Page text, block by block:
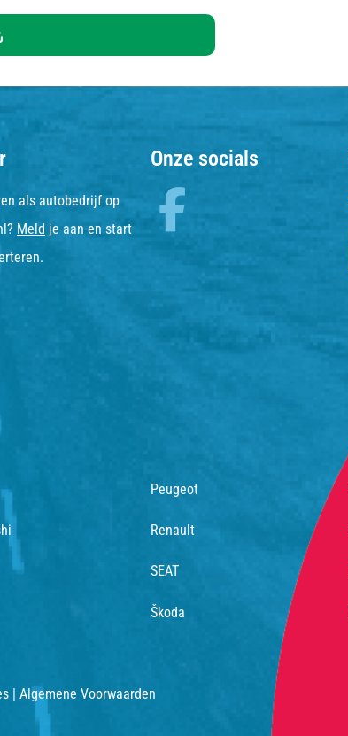
als autobedrijf op
Meld je aan en start
Onze socials
Peugeot
Renault
SEAT
Škoda
| Algemene Voorwaarden